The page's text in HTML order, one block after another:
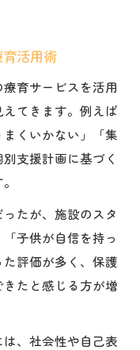
活用術
育サービスを活用
てきます。例えば
まくいかない」「集
支援計画に基づく
たが、施設のスタ
子供が自信を持っ
評価が多く、保護
たと感じる方が増
、社会性や自己表